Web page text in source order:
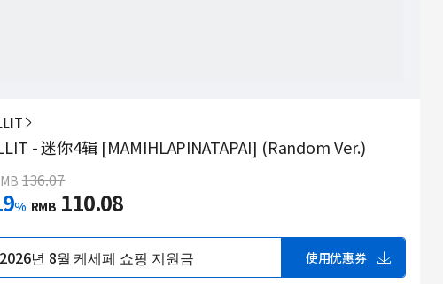
- 迷你4辑 [MAMIHLAPINATAPAI] (Random Ver.)
136.07
% RMB 110.08
2026년 8월 케세페 쇼핑 지원금 使用优惠券